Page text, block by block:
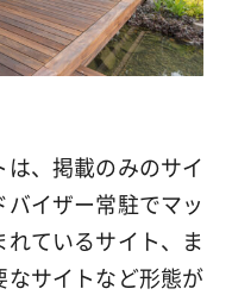
、掲載のみのサイ
イザー常駐でマッ
ているサイト、ま
サイトなど形態が